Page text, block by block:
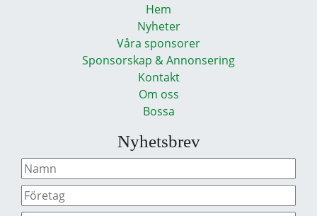
Hem
Nyheter
Våra sponsorer
Sponsorskap & Annonsering
Kontakt
Om oss
Bossa
Nyhetsbrev